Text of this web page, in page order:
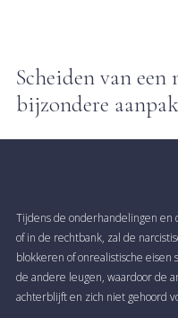
Scheiden van
bijzondere
Tijdens de onderhandelingen
of in de rechtbank, zal de
blokkeren of onrealistische
de andere leugen, waardoor de
achterblijft en zich niet gehoord